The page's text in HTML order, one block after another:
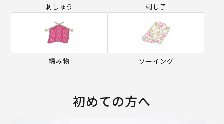
刺しゅう 刺し子
編み物 ソーイング
初めての方へ